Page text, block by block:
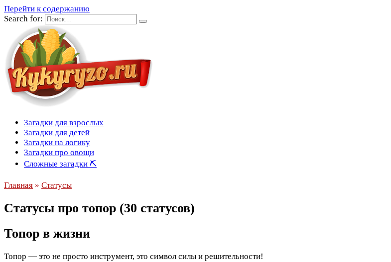
Перейти к содержанию
Search for:
Загадки для взрослых
Загадки для детей
Загадки на логику
Загадки про овощи
Сложные загадки ⛏
Главная » Статусы
Статусы про топор (30 статусов)
Топор в жизни
Топор — это не просто инструмент, это символ силы и решительности!